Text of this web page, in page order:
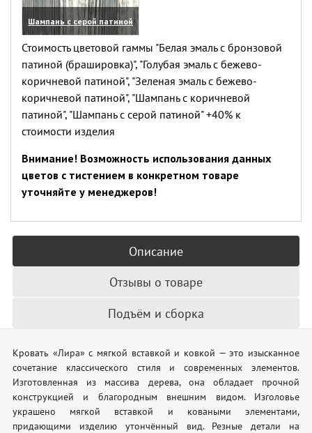
Шампань с серой патиной
(увеличить)
Стоимость цветовой гаммы "Белая эмаль с бронзовой
патиной (брашировка)", "Голубая эмаль с бежево-
коричневой патиной", "Зеленая эмаль с бежево-
коричневой патиной", "Шампань с коричневой
патиной", "Шампань с серой патиной" +40% к
стоимости изделия
Внимание! Возможность использования данных
цветов с тистением в конкретном товаре
уточняйте у менеджеров!
Описание
Отзывы о товаре
Подъём и сборка
Кровать «Лира» с мягкой вставкой и ковкой — это изысканное
сочетание классического стиля и современных элементов.
Изготовленная из массива дерева, она обладает прочной
конструкцией и благородным внешним видом. Изголовье
украшено мягкой вставкой и коваными элементами,
придающими изделию утончённый вид. Резные детали на